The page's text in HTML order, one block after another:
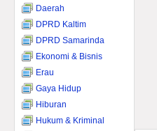
Daerah
DPRD Kaltim
DPRD Samarinda
Ekonomi & Bisnis
Erau
Gaya Hidup
Hiburan
Hukum & Kriminal